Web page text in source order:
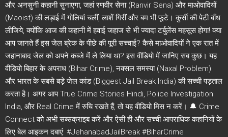
और अनसुनी कहानी सुनाएगा, जहां रणवीर सेना (Ranvir Sena) और माओवादियों
(Maoist) की लड़ाई में गोलियां चलीं, लाशें गिरीं और बम भी फूटे। कुर्सी की पेटी बाँध
लीजिये, क्योंकि आज की कहानी में हवाई जहाज से भी ज्यादा टर्बुलेंस महसूस होगा! क्या
आप जानते हैं इस जेल ब्रेक के पीछे की पूरी सच्चाई? कैसे माओवादियों ने एक रात में
जहानाबाद जेल को अपने कब्जे में ले लिया था? इस वीडियो में जानिए सब कुछ। यह
वीडियो बिहार के अपराध (Bihar Crime), नक्सल समस्या (Naxal Problem)
और भारत के सबसे बड़े जेल कांड (Biggest Jail Break India) की सच्ची पड़ताल
करता है। अगर आप True Crime Stories Hindi, Police Investigation
India, और Real Crime में रुचि रखते हैं, तो यह वीडियो मिस न करें। 🔔 Crime
Connect को अभी सब्सक्राइब करें और ऐसी ही और सच्ची आपराधिक कहानियों के
लिए बेल आइकन दबाएं: #JehanabadJailBreak #BiharCrime